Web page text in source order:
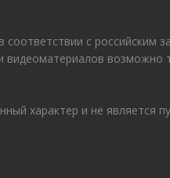
с российским
возможно
характер и не является